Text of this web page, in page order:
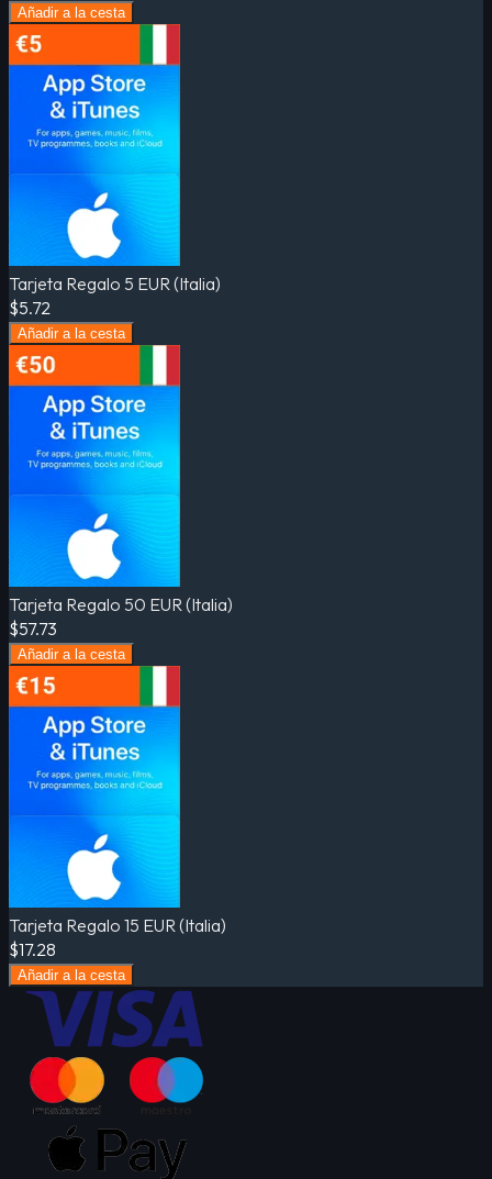
Añadir a la cesta
Tarjeta Regalo 5 EUR (Italia)
$5.72
Añadir a la cesta
Tarjeta Regalo 50 EUR (Italia)
$57.73
Añadir a la cesta
Tarjeta Regalo 15 EUR (Italia)
$17.28
Añadir a la cesta